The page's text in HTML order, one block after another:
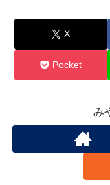
X
Pocket
み